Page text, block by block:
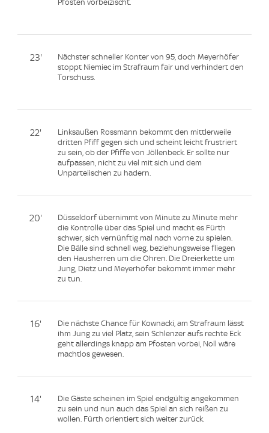
Pfosten vorbeizischt.
23'
Nächster schneller Konter von 95, doch Meyerhöfer
stoppt Niemiec im Strafraum fair und verhindert den
Torschuss.
22'
Linksaußen Rossmann bekommt den mittlerweile
dritten Pfiff gegen sich und scheint leicht frustriert
zu sein, ob der Pfiffe von Jöllenbeck. Er sollte nur
aufpassen, nicht zu viel mit sich und dem
Unparteiischen zu hadern.
20'
Düsseldorf übernimmt von Minute zu Minute mehr
die Kontrolle über das Spiel und macht es Fürth
schwer, sich vernünftig mal nach vorne zu spielen.
Die Bälle sind schnell weg, beziehungsweise fliegen
den Hausherren um die Ohren. Die Dreierkette um
Jung, Dietz und Meyerhöfer bekommt immer mehr
zu tun.
16'
Die nächste Chance für Kownacki, am Strafraum lässt
ihm Jung zu viel Platz, sein Schlenzer aufs rechte Eck
geht allerdings knapp am Pfosten vorbei, Noll wäre
machtlos gewesen.
14'
Die Gäste scheinen im Spiel endgültig angekommen
zu sein und nun auch das Spiel an sich reißen zu
wollen. Fürth orientiert sich weiter zurück.